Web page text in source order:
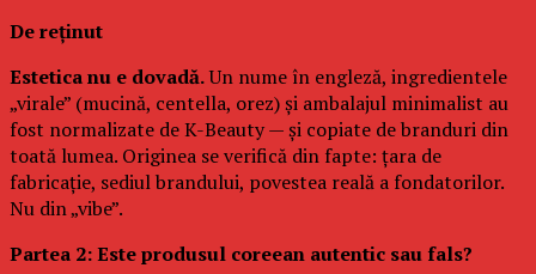
De reținut
Estetica nu e dovadă.Un nume în engleză, ingredientele
„virale” (mucină, centella, orez) și ambalajul minimalist au
fost normalizate de K-Beauty — și copiate de branduri din
toată lumea. Originea se verifică din fapte: țara de
fabricație, sediul brandului, povestea reală a fondatorilor.
Nu din „vibe”.
Partea 2: Este produsul coreean autentic sau fals?